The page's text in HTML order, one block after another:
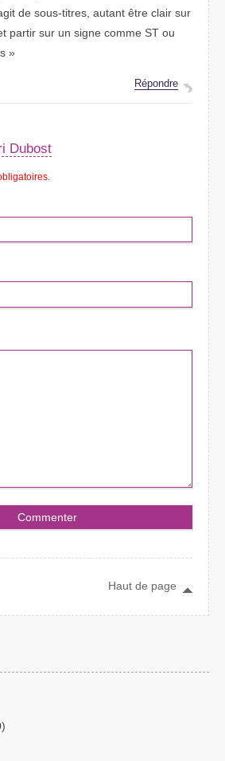
de sous-titres, autant être clair sur
partir sur un signe comme ST ou
»
Répondre
Dubost
Haut de page